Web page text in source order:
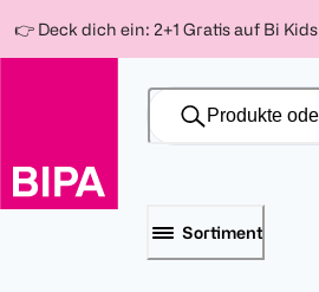
-10%
Für
150 Ös
-15%
Für
300 Ös
-20%
Für
500 Ös
zum
👉 Deck dich ein: 2+1 Gratis auf Bi Kids
Sortiment